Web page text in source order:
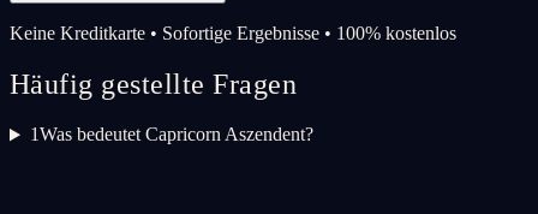
Keine Kreditkarte • Sofortige Ergebnisse • 100% kostenlos
Häufig gestellte Fragen
1Was bedeutet Capricorn Aszendent?